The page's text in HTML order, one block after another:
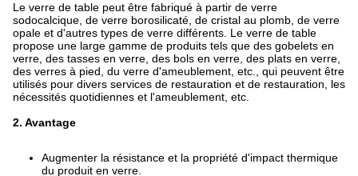
Le verre de table peut être fabriqué à partir de verre
sodocalcique, de verre borosilicaté, de cristal au plomb, de verre
opale et d'autres types de verre différents. Le verre de table
propose une large gamme de produits tels que des gobelets en
verre, des tasses en verre, des bols en verre, des plats en verre,
des verres à pied, du verre d'ameublement, etc., qui peuvent être
utilisés pour divers services de restauration et de restauration, les
nécessités quotidiennes et l'ameublement, etc.
2. Avantage
Augmenter la résistance et la propriété d'impact thermique
du produit en verre.